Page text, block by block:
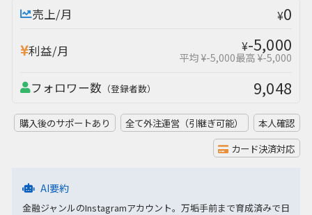
売上/月 ¥0
利益/月 ¥-5,000
平均 ¥-5,000最高 ¥-5,000
フォロワー数 （登録者数） 9,048
購入後のサポートあり 全て外注運営（引継ぎ可能）
本人確認
カード決済対応
AI要約
金融ジャンルのInstagramアカウント。万垢手前まで育成済みで日